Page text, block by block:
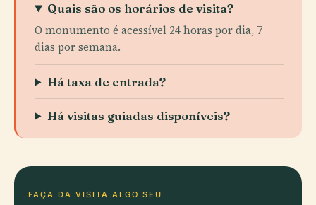
Quais são os horários de visita?
O monumento é acessível 24 horas por dia, 7
dias por semana.
Há taxa de entrada?
Há visitas guiadas disponíveis?
FAÇA DA VISITA ALGO SEU